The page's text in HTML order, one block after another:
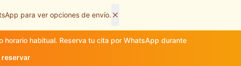
para ver opciones de envío.
horario habitual. Reserva tu cita por WhatsApp durante